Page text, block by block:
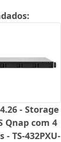
- Storage
Qnap com 4
- TS-432PXU-